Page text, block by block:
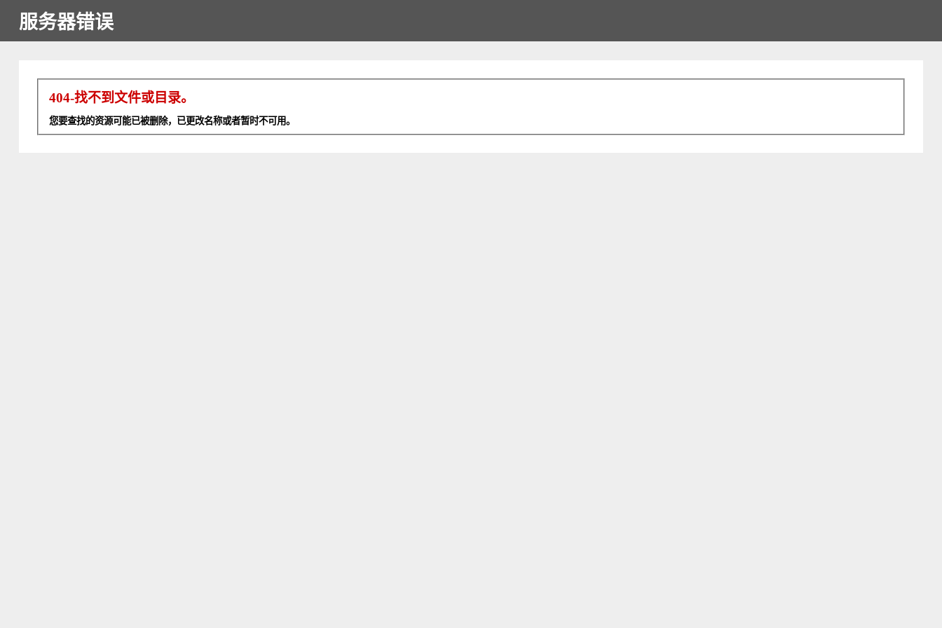
服务器错误
404-找不到文件或目录。
您要查找的资源可能已被删除，已更改名称或者暂时不可用。